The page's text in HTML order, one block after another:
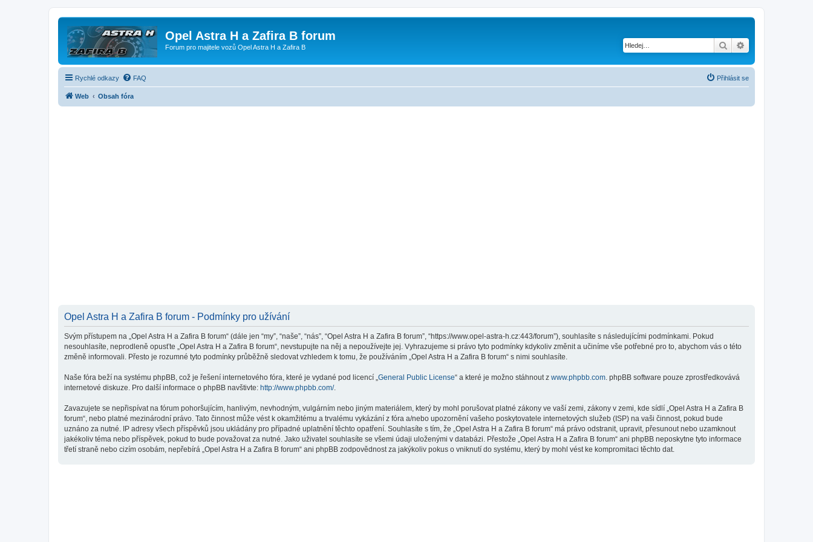
Opel Astra H a Zafira B forum
Forum pro majitele vozů Opel Astra H a Zafira B Hledat
Rychlé odkazy FAQ Přihlásit se
Web Obsah fóra
Opel Astra H a Zafira B forum - Podmínky pro užívání
Svým přístupem na „Opel Astra H a Zafira B forum“ (dále jen “my”, “naše”, “nás”, “Opel Astra H a Zafira B forum”, “https://www.opel-astra-h.cz:443/forum”), souhlasíte s následujícími podmínkami. Pokud
nesouhlasíte, neprodleně opusťte „Opel Astra H a Zafira B forum“, nevstupujte na něj a nepoužívejte jej. Vyhrazujeme si právo tyto podmínky kdykoliv změnit a učiníme vše potřebné pro to, abychom vás o této
změně informovali. Přesto je rozumné tyto podmínky průběžně sledovat vzhledem k tomu, že používáním „Opel Astra H a Zafira B forum“ s nimi souhlasíte.
Naše fóra beží na systému phpBB, což je řešení internetového fóra, které je vydané pod licencí „ General Public License“ a které je možno stáhnout z www.phpbb.com . phpBB software pouze zprostředkovává
internetové diskuze. Pro další informace o phpBB navštivte: http://www.phpbb.com/.
Zavazujete se nepřispívat na fórum pohoršujícím, hanlivým, nevhodným, vulgárním nebo jiným materiálem, který by mohl porušovat platné zákony ve vaší zemi, zákony v zemi, kde sídlí „Opel Astra H a Zafira B
forum“, nebo platné mezinárodní právo. Tato činnost může vést k okamžitému a trvalému vykázání z fóra a/nebo upozornění vašeho poskytovatele internetových služeb (ISP) na vaši činnost, pokud bude
uznáno za nutné. IP adresy všech příspěvků jsou ukládány pro případné uplatnění těchto opatření. Souhlasíte s tím, že „Opel Astra H a Zafira B forum“ má právo odstranit, upravit, přesunout nebo uzamknout
jakékoliv téma nebo příspěvek, pokud to bude považovat za nutné. Jako uživatel souhlasíte se všemi údaji uloženými v databázi. Přestože „Opel Astra H a Zafira B forum“ ani phpBB neposkytne tyto informace
třetí straně nebo cizím osobám, nepřebírá „Opel Astra H a Zafira B forum“ ani phpBB zodpovědnost za jakýkoliv pokus o vniknutí do systému, který by mohl vést ke kompromitaci těchto dat.